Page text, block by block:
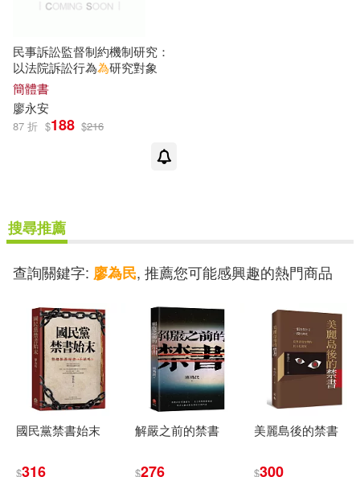
民事訴訟監督制約機制研究：
以法院訴訟行為為研究對象
簡體書
廖永安
87 折 $188 $216
搜尋推薦
查詢關鍵字: 廖為民, 推薦您可能感興趣的熱門商品
國民黨禁書始末
$316
解嚴之前的禁書
$276
美麗島後的禁書
$300